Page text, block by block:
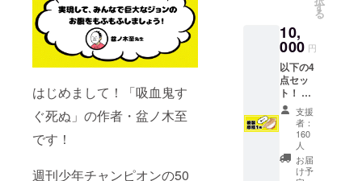
はじめまして！「吸血鬼す
ぐ死ぬ」の作者・盆ノ木至
です！
週刊少年チャンピオンの50
い。
詰め合
わせ（3
話分）
※②は支
援時
に、必
ず備考
欄に掲
載する
お名前
をご記
入くだ
す
る
10,
000 円
以下の4
点セッ
ト！ ①
描き下
ろしイ
ラスト
付きお
礼メー
支援
者：
160
人
お届
け予